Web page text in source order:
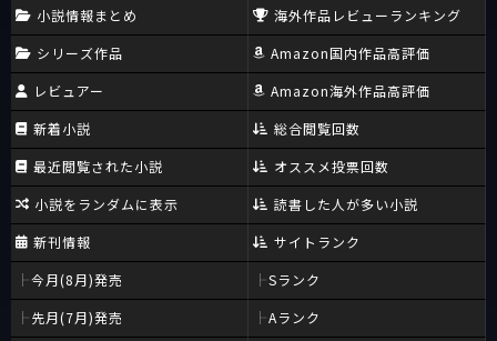
小説情報まとめ
シリーズ作品
レビュアー
新着小説
最近閲覧された小説
小説をランダムに表示
新刊情報
今月(8月)発売
先月(7月)発売
海外作品レビューランキング
Amazon国内作品高評価
Amazon海外作品高評価
総合閲覧回数
オススメ投票回数
読書した人が多い小説
サイトランク
Sランク
Aランク